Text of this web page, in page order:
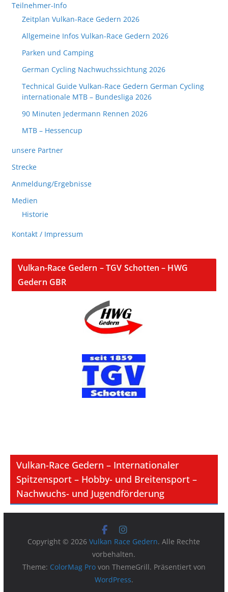
Teilnehmer-Info
Zeitplan Vulkan-Race Gedern 2026
Allgemeine Infos Vulkan-Race Gedern 2026
Parken und Camping
German Cycling Nachwuchssichtung 2026
Technical Guide Vulkan-Race Gedern German Cycling
internationale MTB – Bundesliga 2026
90 Minuten Jedermann Rennen 2026
MTB – Hessencup
unsere Partner
Strecke
Anmeldung/Ergebnisse
Medien
Historie
Kontakt / Impressum
Vulkan-Race Gedern – TGV Schotten – HWG
Gedern GBR
Vulkan-Race Gedern – Internationaler
Spitzensport – Hobby- und Breitensport –
Nachwuchs- und Jugendförderung
Copyright © 2026Vulkan Race Gedern. Alle Rechte
vorbehalten.
Theme: ColorMag Provon ThemeGrill. Präsentiert von
WordPress.